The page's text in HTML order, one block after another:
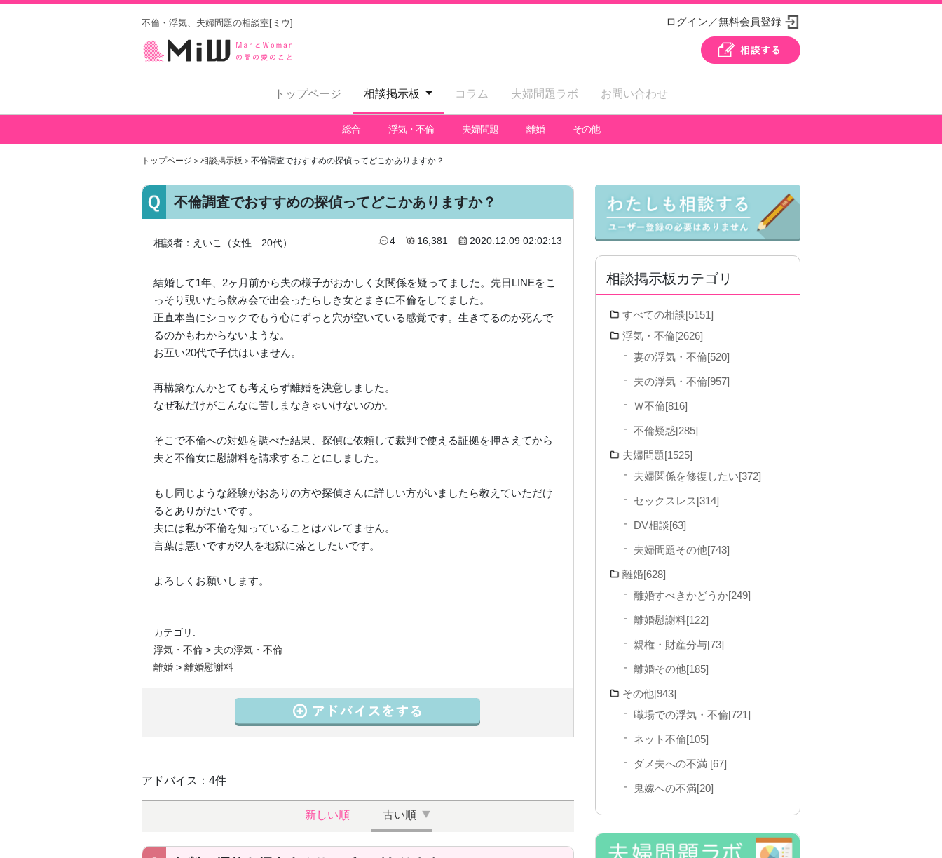
不倫・浮気、夫婦問題の相談室[ミウ] ログイン／無料会員登録
トップページ 相談掲示板 コラム 夫婦問題ラボ お問い合わせ
総合 浮気・不倫 夫婦問題 離婚 その他
トップページ ＞ 相談掲示板 ＞不倫調査でおすすめの探偵ってどこかありますか？
不倫調査でおすすめの探偵ってどこかありますか？
相談者：えいこ（女性 20代） 4 16,381 2020.12.09 02:02:13
結婚して1年、2ヶ月前から夫の様子がおかしく女関係を疑ってました。先日LINEをこ
っそり覗いたら飲み会で出会ったらしき女とまさに不倫をしてました。
正直本当にショックでもう心にずっと穴が空いている感覚です。生きてるのか死んで
るのかもわからないような。
お互い20代で子供はいません。
再構築なんかとても考えらず離婚を決意しました。
なぜ私だけがこんなに苦しまなきゃいけないのか。
そこで不倫への対処を調べた結果、探偵に依頼して裁判で使える証拠を押さえてから
夫と不倫女に慰謝料を請求することにしました。
もし同じような経験がおありの方や探偵さんに詳しい方がいましたら教えていただけ
るとありがたいです。
夫には私が不倫を知っていることはバレてません。
言葉は悪いですが2人を地獄に落としたいです。
よろしくお願いします。
カテゴリ:
浮気・不倫 > 夫の浮気・不倫
離婚 > 離婚慰謝料
アドバイス：4件
新しい順 古い順
相談掲示板カテゴリ
すべての相談[5151]
浮気・不倫[2626]
妻の浮気・不倫[520]
夫の浮気・不倫[957]
Ｗ不倫[816]
不倫疑惑[285]
夫婦問題[1525]
夫婦関係を修復したい[372]
セックスレス[314]
DV相談[63]
夫婦問題その他[743]
離婚[628]
離婚すべきかどうか[249]
離婚慰謝料[122]
親権・財産分与[73]
離婚その他[185]
その他[943]
職場での浮気・不倫[721]
ネット不倫[105]
ダメ夫への不満 [67]
鬼嫁への不満[20]